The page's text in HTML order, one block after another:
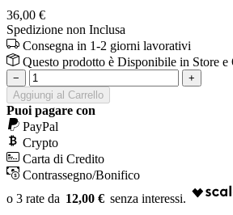
36,00 €
Spedizione non Inclusa
Consegna in 1-2 giorni lavorativi
Questo prodotto è Disponibile in Store e
−
+
Aggiungi al Carrello
Puoi pagare con
PayPal
Crypto
Carta di Credito
Contrassegno/Bonifico
12,00 €